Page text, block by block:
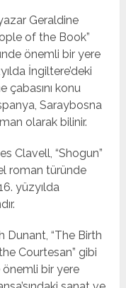
Geraldine
of the Book”
önemli bir yere
İngiltere’deki
çabasını konu
Saraybosna
olarak bilinir.
Clavell, “Shogun”
roman türünde
yüzyılda
Dunant, “The Birth
Courtesan” gibi
bir yere